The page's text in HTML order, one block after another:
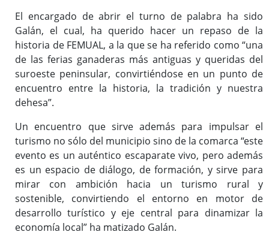
El encargado de abrir el turno de palabra ha sido
Galán, el cual, ha querido hacer un repaso de la
historia de FEMUAL, a la que se ha referido como “una
de las ferias ganaderas más antiguas y queridas del
suroeste peninsular, convirtiéndose en un punto de
encuentro entre la historia, la tradición y nuestra
dehesa”.
Un encuentro que sirve además para impulsar el
turismo no sólo del municipio sino de la comarca “este
evento es un auténtico escaparate vivo, pero además
es un espacio de diálogo, de formación, y sirve para
mirar con ambición hacia un turismo rural y
sostenible, convirtiendo el entorno en motor de
desarrollo turístico y eje central para dinamizar la
economía local” ha matizado Galán.